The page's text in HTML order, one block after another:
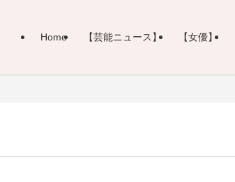
Home 【芸能ニュース】 【女優】